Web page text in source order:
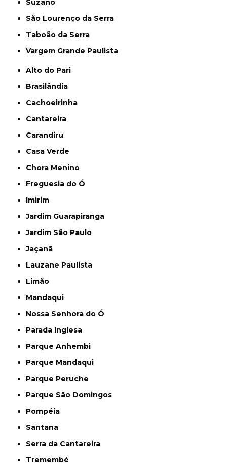
Suzano
São Lourenço da Serra
Taboão da Serra
Vargem Grande Paulista
Alto do Pari
Brasilândia
Cachoeirinha
Cantareira
Carandiru
Casa Verde
Chora Menino
Freguesia do Ó
Imirim
Jardim Guarapiranga
Jardim São Paulo
Jaçanã
Lauzane Paulista
Limão
Mandaqui
Nossa Senhora do Ó
Parada Inglesa
Parque Anhembi
Parque Mandaqui
Parque Peruche
Parque São Domingos
Pompéia
Santana
Serra da Cantareira
Tremembé